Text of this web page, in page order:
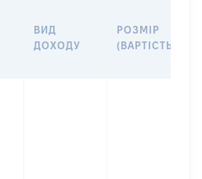
ВИД
ДОХОДУ
РОЗМІР
(ВАРТІСТЬ)